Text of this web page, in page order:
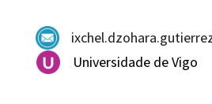
Universidade de Vigo